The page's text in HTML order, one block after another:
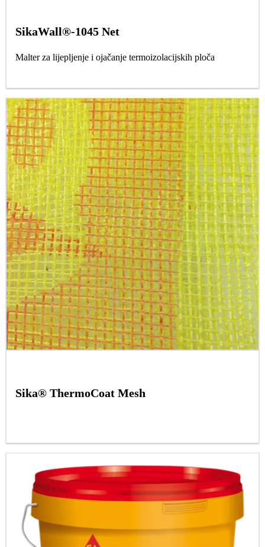
SikaWall®-1045 Net
Malter za lijepljenje i ojačanje termoizolacijskih ploča
Sika® ThermoCoat Mesh